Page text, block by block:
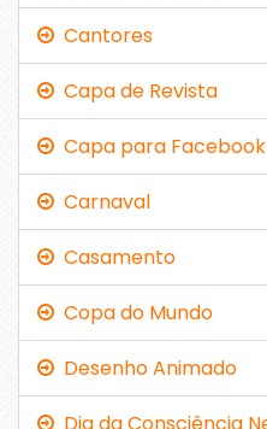
Cantores
Capa de Revista
Capa para Facebook
Carnaval
Casamento
Copa do Mundo
Desenho Animado